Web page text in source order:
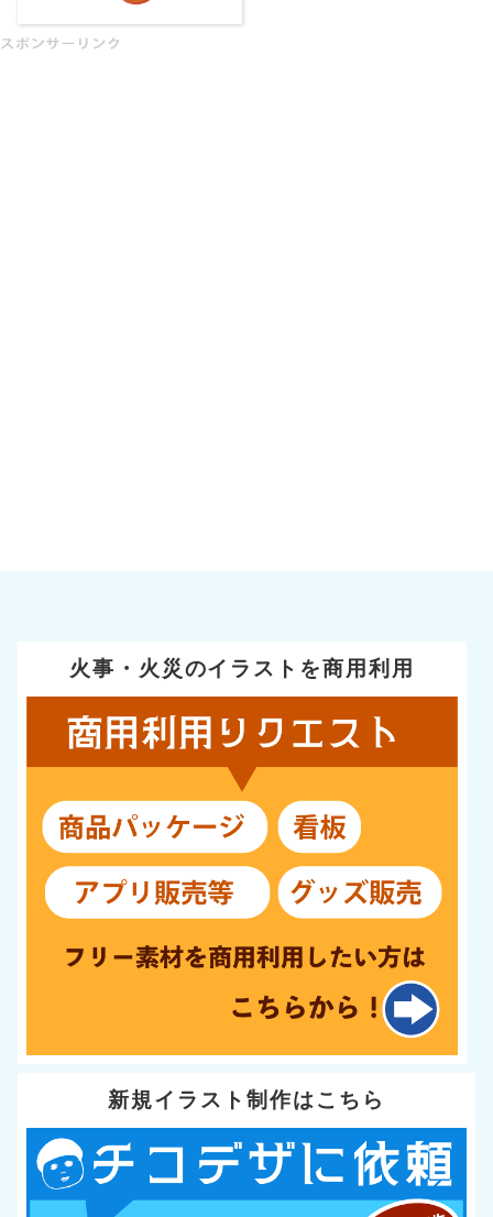
火事・火災のイラストを商用利用
新規イラスト制作はこちら